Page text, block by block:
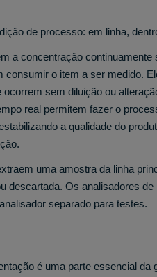
de processo: em linha,
a concentração
o item a ser medido.
sem diluição ou
real permitem fazer o
a qualidade do
uma amostra da linha
descartada. Os analisadores
separado para testes.
é uma parte essencial da